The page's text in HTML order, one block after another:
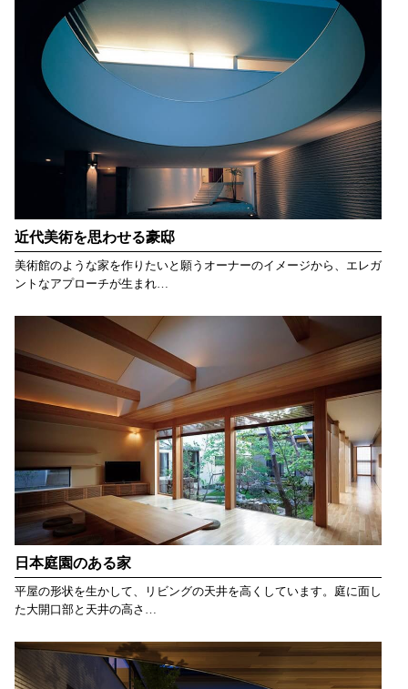
近代美術を思わせる豪邸
美術館のような家を作りたいと願うオーナーのイメージから、エレガ
ントなアプローチが生まれ…
日本庭園のある家
平屋の形状を生かして、リビングの天井を高くしています。庭に面し
た大開口部と天井の高さ…